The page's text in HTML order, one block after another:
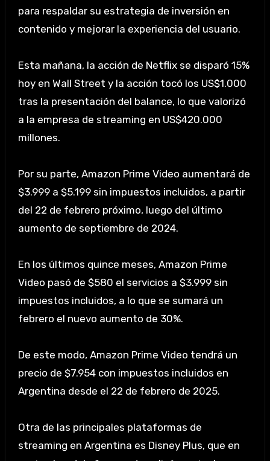
para respaldar su estrategia de inversión en
contenido y mejorar la experiencia del usuario.
Esta mañana, la acción de Netflix se disparó 15%
hoy en Wall Street y la acción tocó los US$1.000
tras la presentación del balance, lo que valorizó
a la empresa de streaming en US$420.000
millones.
Por su parte, Amazon Prime Video aumentará de
$3.999 a $5.199 sin impuestos incluidos, a partir
del 22 de febrero próximo, luego del último
aumento de septiembre de 2024.
En los últimos quince meses, Amazon Prime
Video pasó de $580 el servicios a $3.999 sin
impuestos incluidos, a lo que se sumará un
febrero el nuevo aumento de 30%.
De este modo, Amazon Prime Video tendrá un
precio de $7.954 con impuestos incluidos en
Argentina desde el 22 de febrero de 2025.
Otra de las principales plataformas de
streaming en Argentina es Disney Plus, que en